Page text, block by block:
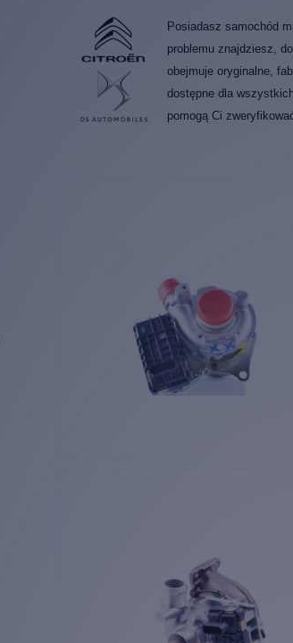
Posiadasz samochód
problemu znajdziesz,
obejmuje oryginalne,
dostępne dla
pomogą Ci